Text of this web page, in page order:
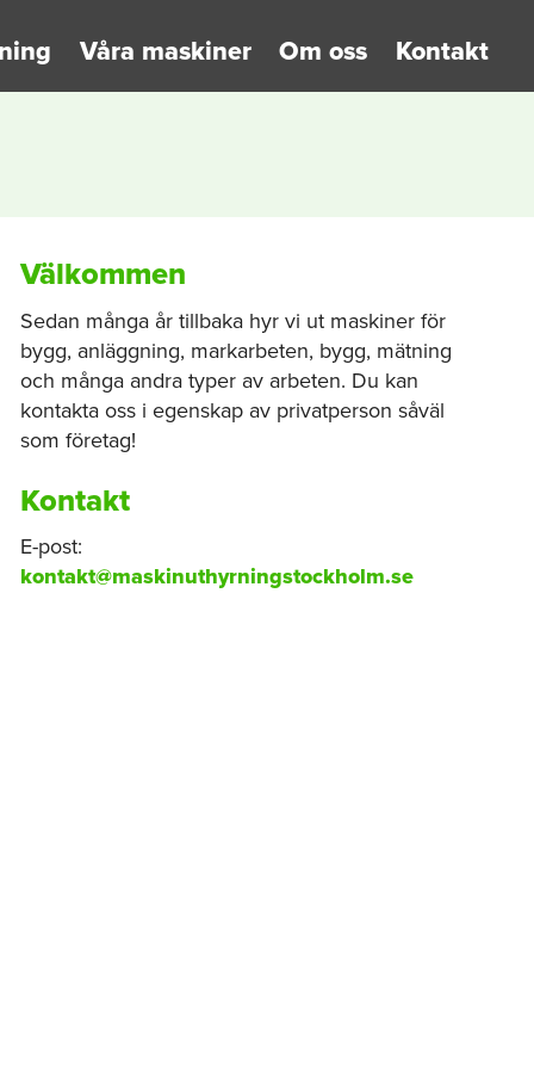
Våra maskiner Om oss Kontakt
Välkommen
Sedan många år tillbaka hyr vi ut maskiner för
bygg, anläggning, markarbeten, bygg, mätning
och många andra typer av arbeten. Du kan
kontakta oss i egenskap av privatperson såväl
som företag!
Kontakt
E-post:
kontakt@maskinuthyrningstockholm.se